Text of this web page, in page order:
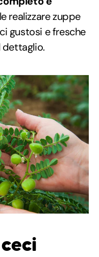
realizzare zuppe
gustosi e fresche
dettaglio.